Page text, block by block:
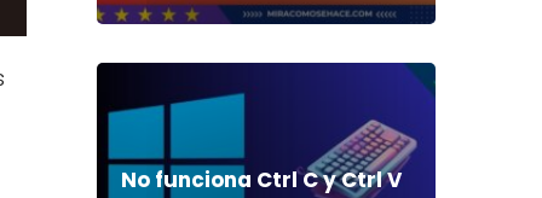
No funciona Ctrl C y Ctrl V